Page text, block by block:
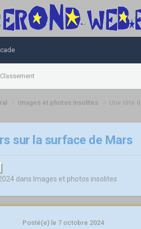
Classement
Images et photos insolites Une tête
sur la surface de Mars
dans Images et photos insolites
Posté(e) le 7 octobre 2024